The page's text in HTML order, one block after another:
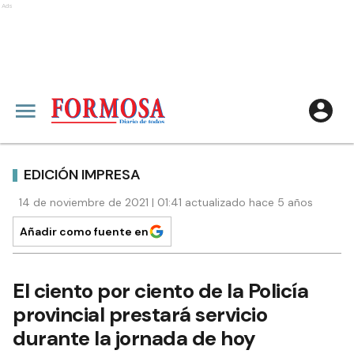
Ads
EDICIÓN IMPRESA
14 de noviembre de 2021 | 01:41 actualizado hace 5 años
Añadir como fuente en
El ciento por ciento de la Policía
provincial prestará servicio
durante la jornada de hoy